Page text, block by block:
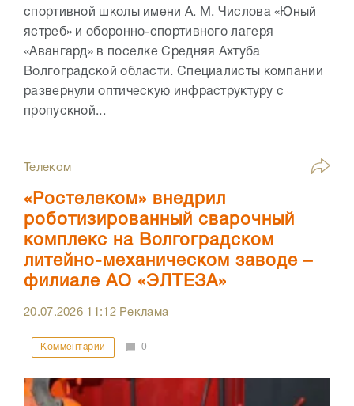
спортивной школы имени А. М. Числова «Юный
ястреб» и оборонно-спортивного лагеря
«Авангард» в поселке Средняя Ахтуба
Волгоградской области. Специалисты компании
развернули оптическую инфраструктуру с
пропускной...
Телеком
«Ростелеком» внедрил
роботизированный сварочный
комплекс на Волгоградском
литейно-механическом заводе –
филиале АО «ЭЛТЕЗА»
20.07.2026 11:12Реклама
Комментарии 0